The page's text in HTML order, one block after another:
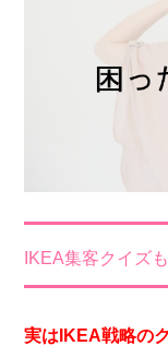
IKEA集客クイズ
実はIKEA戦略の